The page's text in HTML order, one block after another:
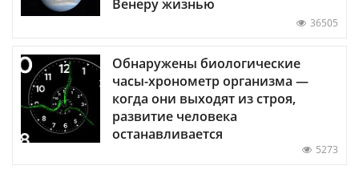
Венеру жизнью
36505
Обнаружены биологические
часы-хронометр организма —
когда они выходят из строя,
развитие человека
останавливается
5273